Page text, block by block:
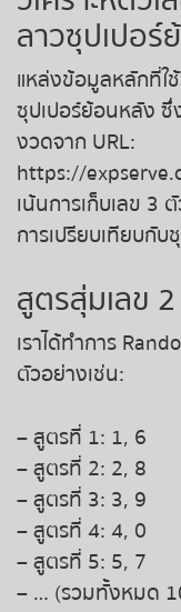
ลาวซุปเปอร์
แหล่งข้อมูลหลักที่ใ
ซุปเปอร์ย้อนหลัง
งวดจาก URL:
https://
เน้นการเก็บเลข 3
การเปรียบเทียบกั
สูตรสุ่มเลข
เราได้ทำการ
ตัวอย่างเช่น:
– สูตรที่ 1: 1, 6
– สูตรที่ 2: 2, 8
– สูตรที่ 3: 3, 9
– สูตรที่ 4: 4, 0
– สูตรที่ 5: 5, 7
– … (รวมทั้งหมด